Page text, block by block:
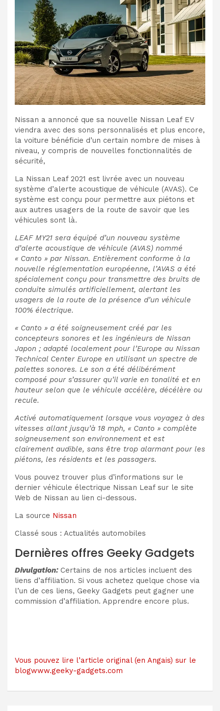
Nissan a annoncé que sa nouvelle Nissan Leaf EV
viendra avec des sons personnalisés et plus encore,
la voiture bénéficie d’un certain nombre de mises à
niveau, y compris de nouvelles fonctionnalités de
sécurité,
La Nissan Leaf 2021 est livrée avec un nouveau
système d’alerte acoustique de véhicule (AVAS). Ce
système est conçu pour permettre aux piétons et
aux autres usagers de la route de savoir que les
véhicules sont là.
LEAF MY21 sera équipé d’un nouveau système
d’alerte acoustique de véhicule (AVAS) nommé
« Canto » par Nissan. Entièrement conforme à la
nouvelle réglementation européenne, l’AVAS a été
spécialement conçu pour transmettre des bruits de
conduite simulés artificiellement, alertant les
usagers de la route de la présence d’un véhicule
100% électrique.
« Canto » a été soigneusement créé par les
concepteurs sonores et les ingénieurs de Nissan
Japon ; adapté localement pour l’Europe au Nissan
Technical Center Europe en utilisant un spectre de
palettes sonores. Le son a été délibérément
composé pour s’assurer qu’il varie en tonalité et en
hauteur selon que le véhicule accélère, décélère ou
recule.
Activé automatiquement lorsque vous voyagez à des
vitesses allant jusqu’à 18 mph, « Canto » complète
soigneusement son environnement et est
clairement audible, sans être trop alarmant pour les
piétons, les résidents et les passagers.
Vous pouvez trouver plus d’informations sur le
dernier véhicule électrique Nissan Leaf sur le site
Web de Nissan au lien ci-dessous.
La source Nissan
Classé sous : Actualités automobiles
Dernières offres Geeky Gadgets
Divulgation: Certains de nos articles incluent des
liens d’affiliation. Si vous achetez quelque chose via
l’un de ces liens, Geeky Gadgets peut gagner une
commission d’affiliation. Apprendre encore plus.
Vous pouvez lire l’article original (en Angais) sur le
blogwww.geeky-gadgets.com